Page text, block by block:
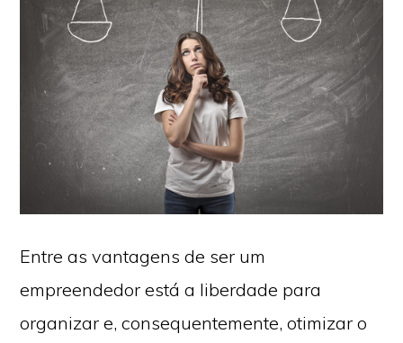
Entre as vantagens de ser um
empreendedor está a liberdade para
organizar e, consequentemente, otimizar o